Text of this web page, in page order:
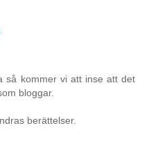
så kommer vi att inse att det
bloggar.
berättelser.